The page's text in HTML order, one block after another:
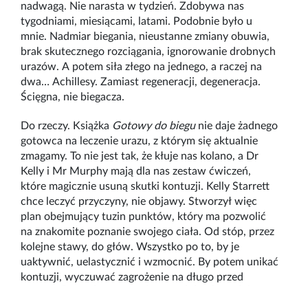
nadwagą. Nie narasta w tydzień. Zdobywa nas
tygodniami, miesiącami, latami. Podobnie było u
mnie. Nadmiar biegania, nieustanne zmiany obuwia,
brak skutecznego rozciągania, ignorowanie drobnych
urazów. A potem siła złego na jednego, a raczej na
dwa… Achillesy. Zamiast regeneracji, degeneracja.
Ścięgna, nie biegacza.
Do rzeczy. Książka Gotowy do biegunie daje żadnego
gotowca na leczenie urazu, z którym się aktualnie
zmagamy. To nie jest tak, że kłuje nas kolano, a Dr
Kelly i Mr Murphy mają dla nas zestaw ćwiczeń,
które magicznie usuną skutki kontuzji. Kelly Starrett
chce leczyć przyczyny, nie objawy. Stworzył więc
plan obejmujący tuzin punktów, który ma pozwolić
na znakomite poznanie swojego ciała. Od stóp, przez
kolejne stawy, do głów. Wszystko po to, by je
uaktywnić, uelastycznić i wzmocnić. By potem unikać
kontuzji, wyczuwać zagrożenie na długo przed